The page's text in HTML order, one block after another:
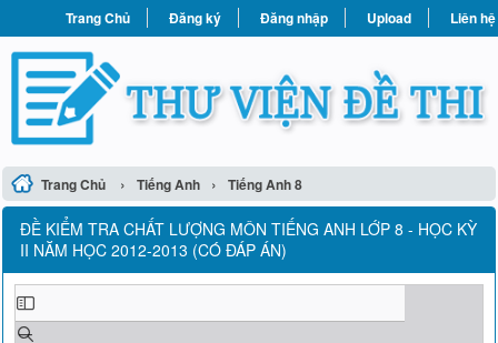
Trang Chủ Đăng ký Đăng nhập Upload Liên hệ
Trang Chủ › Tiếng Anh › Tiếng Anh 8
ĐỀ KIỂM TRA CHẤT LƯỢNG MÔN TIẾNG ANH LỚP 8 - HỌC KỲ
II NĂM HỌC 2012-2013 (CÓ ĐÁP ÁN)